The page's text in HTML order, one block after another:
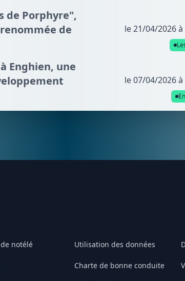
de Porphyre",
de
le 21/04/2026 à
Enghien, une
le 07/04/2026 à
notélé Utilisation des données
Charte de bonne conduite